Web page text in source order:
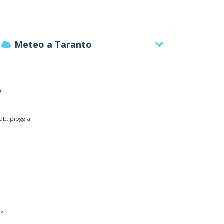
Meteo a Taranto
pioggia